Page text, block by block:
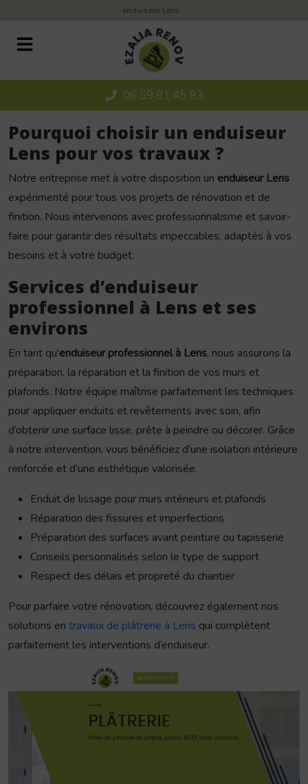
enduiseur Lens
06 59 91 45 93
Pourquoi choisir un enduiseur
Lens pour vos travaux ?
Notre entreprise met à votre disposition un enduiseur Lens
expérimenté pour tous vos projets de rénovation et de
finition. Nous intervenons avec professionnalisme et savoir-
faire pour garantir des résultats impeccables, adaptés à vos
besoins et à votre budget.
Services d’enduiseur
professionnel à Lens et ses
environs
En tant qu'enduiseur professionnel à Lens, nous assurons la
préparation, la réparation et la finition de vos murs et
plafonds. Notre équipe maîtrise parfaitement les techniques
pour appliquer enduits et revêtements avec soin, afin
d’obtenir une surface lisse, prête à peindre ou décorer. Grâce
à notre intervention, vous bénéficiez d’une isolation intérieure
renforcée et d’une esthétique valorisée.
Enduit de lissage pour murs intérieurs et plafonds
Réparation des fissures et imperfections
Préparation des surfaces avant peinture ou tapisserie
Conseils personnalisés selon le type de support
Respect des délais et propreté du chantier
Pour parfaire votre rénovation, découvrez également nos
solutions en travaux de plâtrerie à Lens qui complètent
parfaitement les interventions d’enduiseur.
Panneau de gestion des cookies